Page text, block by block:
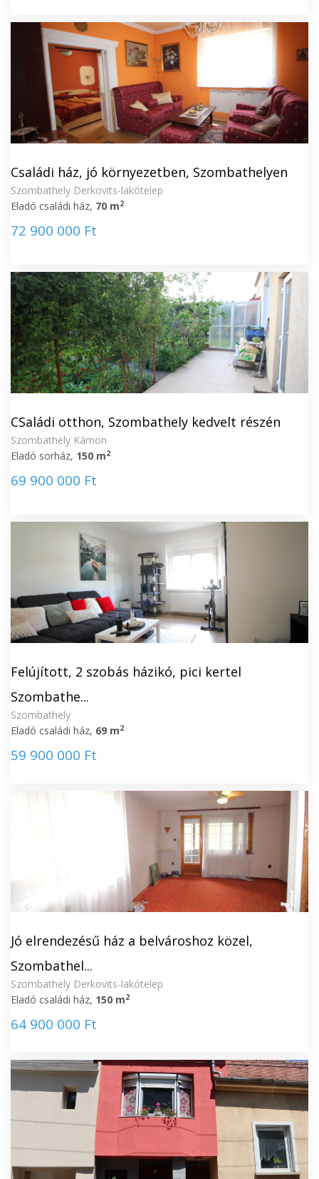
Családi ház, jó környezetben, Szombathelyen
Szombathely Derkovits-lakótelep
Eladó családi ház, 70 m2
72 900 000 Ft
CSaládi otthon, Szombathely kedvelt részén
Szombathely Kámon
Eladó sorház, 150 m2
69 900 000 Ft
Felújított, 2 szobás házikó, pici kertel
Szombathe...
Szombathely
Eladó családi ház, 69 m2
59 900 000 Ft
Jó elrendezésű ház a belvároshoz közel,
Szombathel...
Szombathely Derkovits-lakótelep
Eladó családi ház, 150 m2
64 900 000 Ft